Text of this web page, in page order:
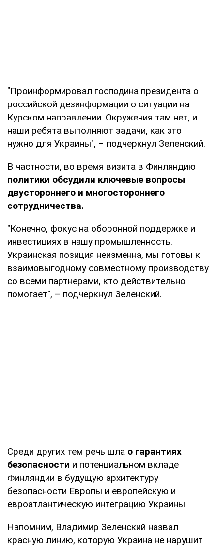
"Проинформировал господина президента о
российской дезинформации о ситуации на
Курском направлении. Окружения там нет, и
наши ребята выполняют задачи, как это
нужно для Украины", – подчеркнул Зеленский.
В частности, во время визита в Финляндию
политики обсудили ключевые вопросы
двустороннего и многостороннего
сотрудничества.
"Конечно, фокус на оборонной поддержке и
инвестициях в нашу промышленность.
Украинская позиция неизменна, мы готовы к
взаимовыгодному совместному производству
со всеми партнерами, кто действительно
помогает", – подчеркнул Зеленский.
Среди других тем речь шла о гарантиях
безопасности и потенциальном вкладе
Финляндии в будущую архитектуру
безопасности Европы и европейскую и
евроатлантическую интеграцию Украины.
Напомним, Владимир Зеленский назвал
красную линию, которую Украина не нарушит